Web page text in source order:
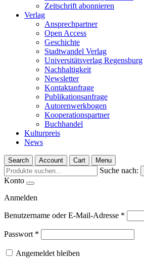
Zeitschrift abonnieren
Verlag
Ansprechpartner
Open Access
Geschichte
Stadtwandel Verlag
Universitätsverlag Regensburg
Nachhaltigkeit
Newsletter
Kontaktanfrage
Publikationsanfrage
Autorenwerkbogen
Kooperationspartner
Buchhandel
Kulturpreis
News
Search Account Cart Menu
Suche nach:
Konto
Anmelden
Benutzername oder E-Mail-Adresse *
Passwort *
Angemeldet bleiben